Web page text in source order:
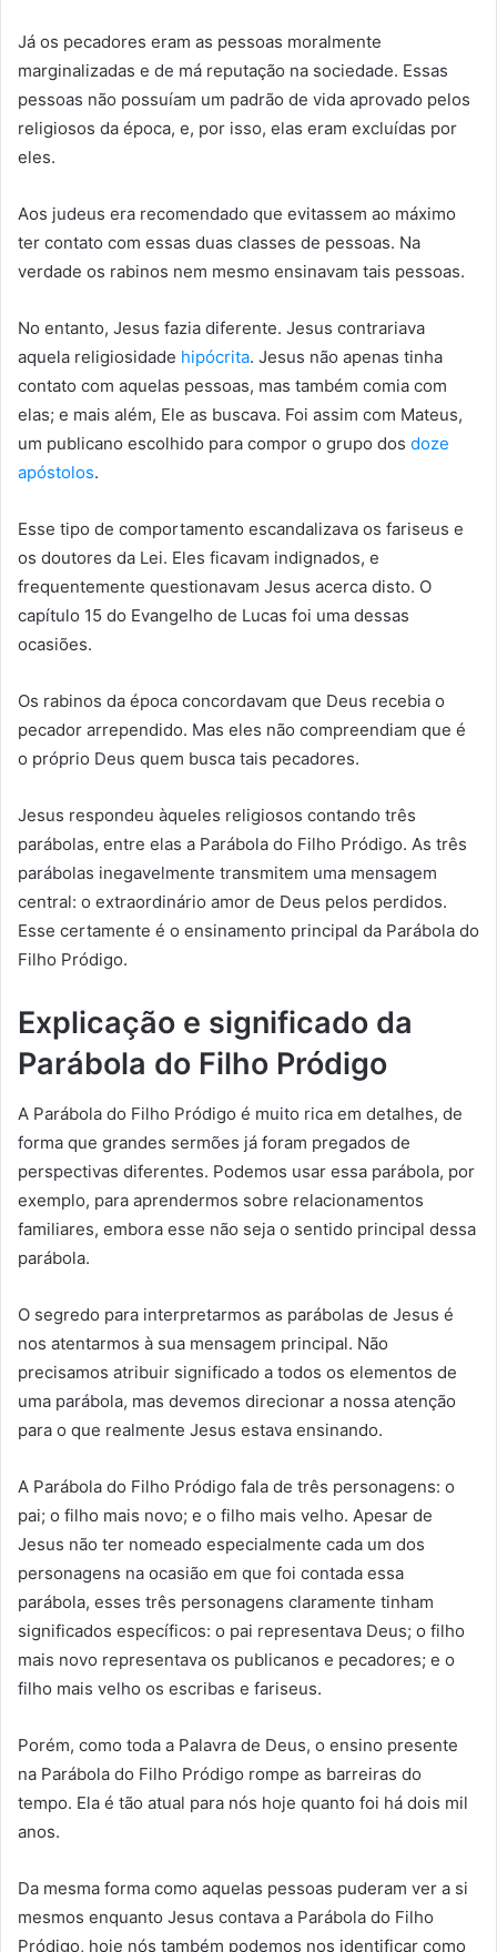
Já os pecadores eram as pessoas moralmente
marginalizadas e de má reputação na sociedade. Essas
pessoas não possuíam um padrão de vida aprovado pelos
religiosos da época, e, por isso, elas eram excluídas por
eles.
Aos judeus era recomendado que evitassem ao máximo
ter contato com essas duas classes de pessoas. Na
verdade os rabinos nem mesmo ensinavam tais pessoas.
No entanto, Jesus fazia diferente. Jesus contrariava
aquela religiosidade hipócrita. Jesus não apenas tinha
contato com aquelas pessoas, mas também comia com
elas; e mais além, Ele as buscava. Foi assim com Mateus,
um publicano escolhido para compor o grupo dos doze
apóstolos.
Esse tipo de comportamento escandalizava os fariseus e
os doutores da Lei. Eles ficavam indignados, e
frequentemente questionavam Jesus acerca disto. O
capítulo 15 do Evangelho de Lucas foi uma dessas
ocasiões.
Os rabinos da época concordavam que Deus recebia o
pecador arrependido. Mas eles não compreendiam que é
o próprio Deus quem busca tais pecadores.
Jesus respondeu àqueles religiosos contando três
parábolas, entre elas a Parábola do Filho Pródigo. As três
parábolas inegavelmente transmitem uma mensagem
central: o extraordinário amor de Deus pelos perdidos.
Esse certamente é o ensinamento principal da Parábola do
Filho Pródigo.
Explicação e significado da
Parábola do Filho Pródigo
A Parábola do Filho Pródigo é muito rica em detalhes, de
forma que grandes sermões já foram pregados de
perspectivas diferentes. Podemos usar essa parábola, por
exemplo, para aprendermos sobre relacionamentos
familiares, embora esse não seja o sentido principal dessa
parábola.
O segredo para interpretarmos as parábolas de Jesus é
nos atentarmos à sua mensagem principal. Não
precisamos atribuir significado a todos os elementos de
uma parábola, mas devemos direcionar a nossa atenção
para o que realmente Jesus estava ensinando.
A Parábola do Filho Pródigo fala de três personagens: o
pai; o filho mais novo; e o filho mais velho. Apesar de
Jesus não ter nomeado especialmente cada um dos
personagens na ocasião em que foi contada essa
parábola, esses três personagens claramente tinham
significados específicos: o pai representava Deus; o filho
mais novo representava os publicanos e pecadores; e o
filho mais velho os escribas e fariseus.
Porém, como toda a Palavra de Deus, o ensino presente
na Parábola do Filho Pródigo rompe as barreiras do
tempo. Ela é tão atual para nós hoje quanto foi há dois mil
anos.
Da mesma forma como aquelas pessoas puderam ver a si
mesmos enquanto Jesus contava a Parábola do Filho
Pródigo, hoje nós também podemos nos identificar como